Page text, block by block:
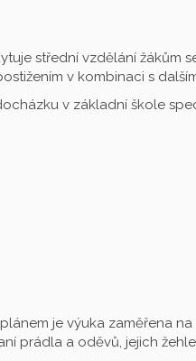
střední vzdělání žákům
v kombinaci s
v základní škole
je výuka zaměřena na
prádla a oděvů, jejich